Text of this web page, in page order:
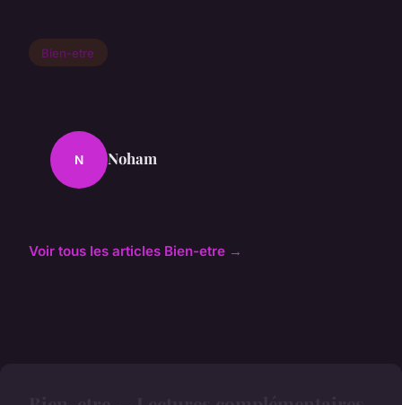
Bien-etre
N Noham
Voir tous les articles Bien-etre →